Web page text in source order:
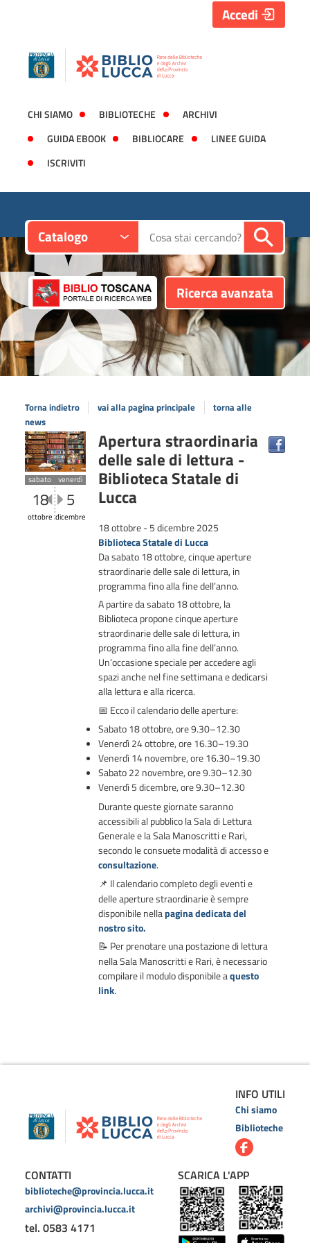
CHI SIAMO BIBLIOTECHE
ARCHIVI
GUIDA EBOOK
BIBLIOCARE
LINEE GUIDA
ISCRIVITI
Accedi
Catalogo Cerca su "Catalogo"
Ricerca avanzata
Torna indietro vai alla pagina principale
torna alle
news
sabato
18
ottobre
venerdì
5
dicembre
Apertura straordinaria
delle sale di lettura -
Biblioteca Statale di
Lucca
18 ottobre - 5 dicembre 2025
Biblioteca Statale di Lucca
Da sabato 18 ottobre, cinque aperture
straordinarie delle sale di lettura, in
programma fino alla fine dell’anno.
A partire dasabato 18 ottobre, la
Biblioteca propone cinque aperture
straordinarie delle sale di lettura, in
programma fino alla fine dell’anno.
Un’occasione speciale per accedere agli
spazi anche nel fine settimana e dedicarsi
alla lettura e alla ricerca.
📅 Ecco ilcalendario delle aperture:
Sabato 18 ottobre, ore 9.30–12.30
Venerdì 24 ottobre, ore 16.30–19.30
Venerdì 14 novembre, ore 16.30–19.30
Sabato 22 novembre, ore 9.30–12.30
Venerdì 5 dicembre, ore 9.30–12.30
Durante queste giornate saranno
accessibili al pubblico laSala di Lettura
Generalee laSala Manoscritti e Rari,
secondo le consuete modalità di accesso e
consultazione.
📌 Il calendario completo degli eventi e
delle aperture straordinarie è sempre
disponibile nellapagina dedicata del
nostro sito.
📝 Per prenotare una postazione di lettura
nella Sala Manoscritti e Rari, è necessario
compilare il modulo disponibile aquesto
link.
INFO UTILI
Chi siamo
Biblioteche
CONTATTI
biblioteche@provincia.lucca.it
archivi@provincia.lucca.it
tel. 0583 4171
SCARICA L'APP